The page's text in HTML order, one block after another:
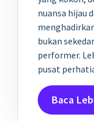
nuansa hijau
bukan
performer.
pusat
Baca